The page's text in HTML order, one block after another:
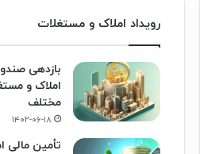
رویداد املاک و مستغلات
بازدهی
املاک و
مختلف
۱۴۰۲-۰۶-۱۸
تأمین مالی